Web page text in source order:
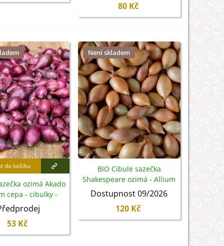
80 Kč
do košíku
ozimá Akado
cepa - cibulky -
250 g
53 Kč
Není skladem
BIO Cibule sazečka
Shakespeare ozimá - Allium
cepa - cibulky - 50 ks
Dostupnost 09/2026
120 Kč